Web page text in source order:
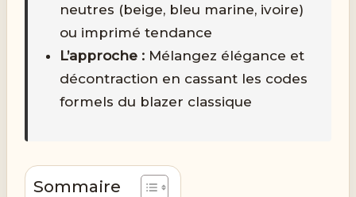
neutres (beige, bleu marine, ivoire)
ou imprimé tendance
L’approche : Mélangez élégance et
décontraction en cassant les codes
formels du blazer classique
Sommaire